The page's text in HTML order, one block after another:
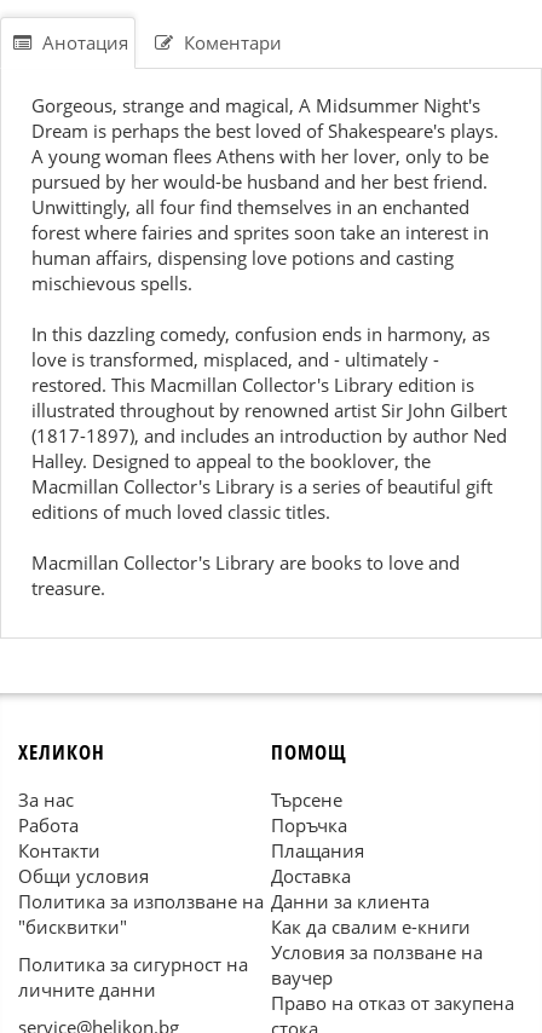
Анотация Коментари
Gorgeous, strange and magical, A Midsummer Night's
Dream is perhaps the best loved of Shakespeare's plays.
A young woman flees Athens with her lover, only to be
pursued by her would-be husband and her best friend.
Unwittingly, all four find themselves in an enchanted
forest where fairies and sprites soon take an interest in
human affairs, dispensing love potions and casting
mischievous spells.
In this dazzling comedy, confusion ends in harmony, as
love is transformed, misplaced, and - ultimately -
restored. This Macmillan Collector's Library edition is
illustrated throughout by renowned artist Sir John Gilbert
(1817-1897), and includes an introduction by author Ned
Halley. Designed to appeal to the booklover, the
Macmillan Collector's Library is a series of beautiful gift
editions of much loved classic titles.
Macmillan Collector's Library are books to love and
treasure.
ХЕЛИКОН
За нас
Работа
Контакти
Общи условия
Политика за използване на
"бисквитки"
Политика за сигурност на
личните данни
service@helikon.bg
ПОМОЩ
Търсене
Поръчка
Плащания
Доставка
Данни за клиента
Как да свалим е-книги
Условия за ползване на
ваучер
Право на отказ от закупена
стока